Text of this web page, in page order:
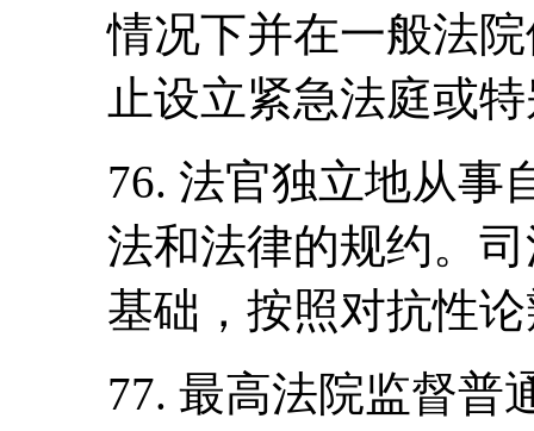
情况下并在一般法
止设立紧急法庭或
76. 法官独立地从事
法和法律的规约。
基础，按照对抗性
77. 最高法院监督普